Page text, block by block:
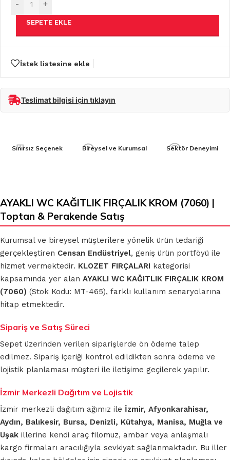
- +
SEPETE EKLE
İstek listesine ekle
Teslimat bilgisi için tıklayın
Sınırsız Seçenek Bireysel ve Kurumsal Sektör Deneyimi
AYAKLI WC KAĞITLIK FIRÇALIK KROM (7060) |
Toptan & Perakende Satış
Kurumsal ve bireysel müşterilere yönelik ürün tedariği
gerçekleştiren Censan Endüstriyel, geniş ürün portföyü ile
hizmet vermektedir. KLOZET FIRÇALARI kategorisi
kapsamında yer alan AYAKLI WC KAĞITLIK FIRÇALIK KROM
(7060) (Stok Kodu: MT-465), farklı kullanım senaryolarına
hitap etmektedir.
Sipariş ve Satış Süreci
Sepet üzerinden verilen siparişlerde ön ödeme talep
edilmez. Sipariş içeriği kontrol edildikten sonra ödeme ve
lojistik planlaması müşteri ile iletişime geçilerek yapılır.
İzmir Merkezli Dağıtım ve Lojistik
İzmir merkezli dağıtım ağımız ile İzmir, Afyonkarahisar,
Aydın, Balıkesir, Bursa, Denizli, Kütahya, Manisa, Muğla ve
Uşak illerine kendi araç filomuz, ambar veya anlaşmalı
kargo firmaları aracılığıyla sevkiyat sağlanmaktadır. Bu iller